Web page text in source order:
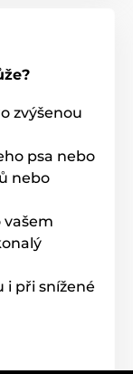
zvýšenou
psa nebo
nebo
i při snížené